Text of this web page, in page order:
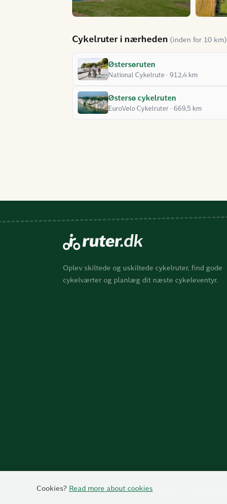
Cykelruter i nærheden (inden for 10 km)
Østersøruten
National Cykelrute · 912,4 km
Østersø cykelruten
EuroVelo Cykelruter · 669,5 km
Oplev skiltede og uskiltede cykelruter, find gode
cykelværter og planlæg dit næste cykeleventyr.
Et projekt af Dansk Cykelturisme
Cookies? Read more about cookies